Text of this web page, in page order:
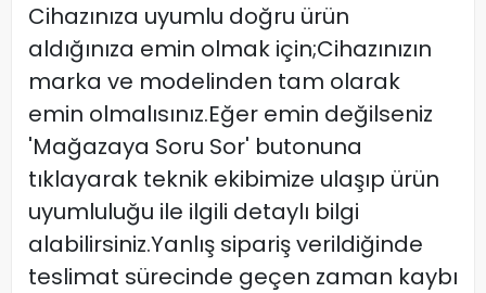
Cihazınıza uyumlu doğru ürün
aldığınıza emin olmak için;Cihazınızın
marka ve modelinden tam olarak
emin olmalısınız.Eğer emin değilseniz
'Mağazaya Soru Sor' butonuna
tıklayarak teknik ekibimize ulaşıp ürün
uyumluluğu ile ilgili detaylı bilgi
alabilirsiniz.Yanlış sipariş verildiğinde
teslimat sürecinde geçen zaman kaybı